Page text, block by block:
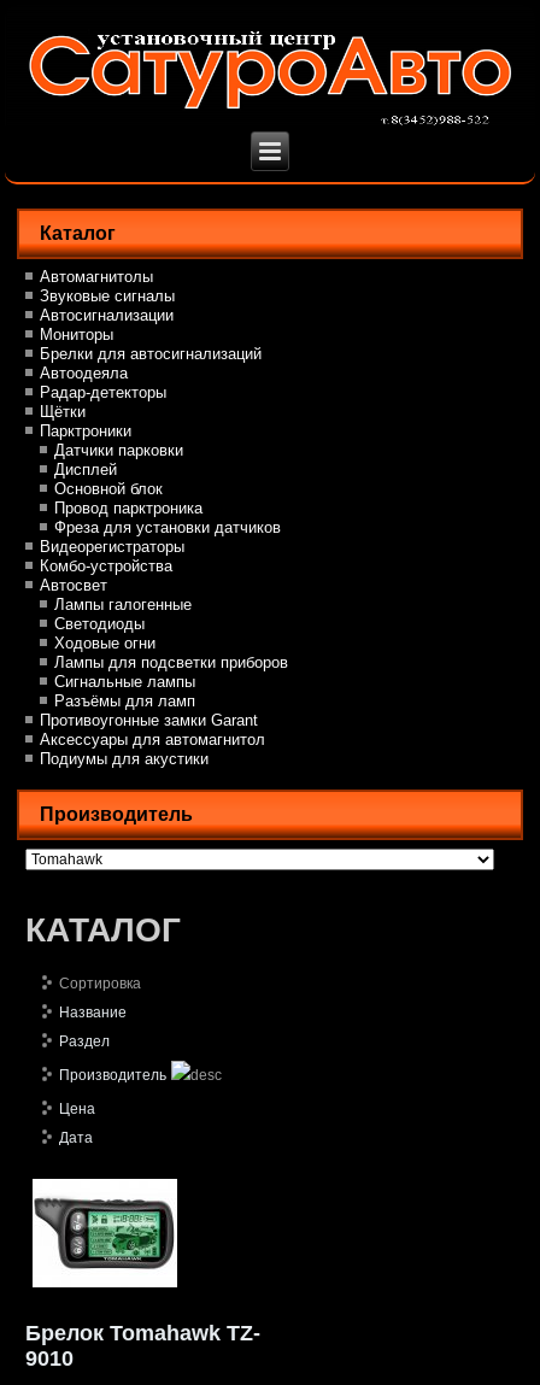
Каталог
Автомагнитолы
Звуковые сигналы
Автосигнализации
Мониторы
Брелки для автосигнализаций
Автоодеяла
Радар-детекторы
Щётки
Парктроники
Датчики парковки
Дисплей
Основной блок
Провод парктроника
Фреза для установки датчиков
Видеорегистраторы
Комбо-устройства
Автосвет
Лампы галогенные
Светодиоды
Ходовые огни
Лампы для подсветки приборов
Сигнальные лампы
Разъёмы для ламп
Противоугонные замки Garant
Аксессуары для автомагнитол
Подиумы для акустики
Производитель
КАТАЛОГ
Сортировка
Название
Раздел
Производитель
Цена
Дата
Брелок Tomahawk TZ-
9010